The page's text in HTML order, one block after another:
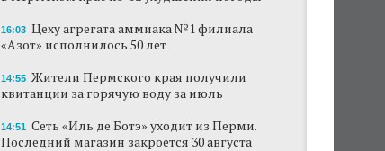
16:03 Цеху агрегата аммиака №1 филиала
«Азот» исполнилось 50 лет
14:55 Жители Пермского края получили
квитанции за горячую воду за июль
14:51 Сеть «Иль де Ботэ» уходит из Перми.
Последний магазин закроется 30 августа